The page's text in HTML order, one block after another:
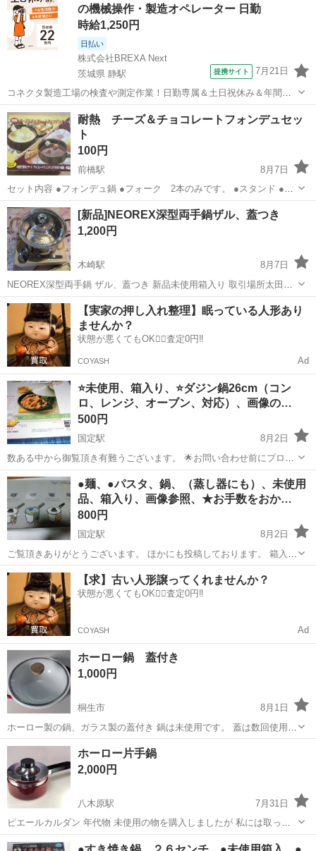
の機械操作・製造オペレーター 日勤
時給1,250円
日払い
株式会社BREXA Next
茨城県 静駅
提携サイト 7月21日
コネクタ製造工場の検査や測定作業！日勤専属＆土日祝休み＆年間休
日128日★クリーンルーム内作業★マイカー通勤OK＆無料駐車場あり
★就業先食堂利用可！日払い制度あり！《茨城県常陸大宮市》 人気の
工場のお仕事 ◇コネクタ製造工...
茨城 常陸大宮市
耐熱 チーズ＆チョコレートフォンデュセッ
ト
100円
前橋駅
8月7日
セット内容 ●フォンデュ鍋 ●フォーク 2本のみです。 ●スタンド ●固
型燃料入れ ●受け台 ●竹べら 鍋裏等使用感ありますのでご了承くださ
い。 固形燃料別に用意してください。
群馬 前橋市 前橋駅 調理器具 チョコレートフォンデュ
[新品]NEOREX深型両手鍋ザル、蓋つき
1,200円
木崎駅
8月7日
NEOREX深型両手鍋 ザル、蓋つき 新品未使用箱入り 取引場所太田市
のトイザらス北側駐車場です。
群馬 太田市 木崎駅 調理器具
【実家の押し入れ整理】眠っている人形あり
ませんか？
状態が悪くてもOK🙆‍♀️査定0円‼️
COYASH Ad
⭐未使用、箱入り、⭐ダジン鍋26cm（コン
ロ、レンジ、オーブン、対応）、画像の…
500円
国定駅
8月2日
数ある中から御覧頂き有難うございます。 🌟お問い合わせ前にプロフ
ィールをお読み下さい。ほかにも投稿しております宜しくお願い致し
まず、遅く、朗読にもならな...
群馬 伊勢崎市 国定駅 調理器具 オーブン
●麺、●パスタ、鍋、（蒸し器にも）、未使用
品、箱入り、画像参照、★お手数をおか…
800円
国定駅
8月2日
ご覧頂きありがとうございます。 ほかにも投稿しております。 箱入未
使用品。 ★お問合せ前にプロフィールをお読み頂きます様お願い致し
ます。 ★定型文不可（結果お取り引きに至らない方が多いので）迷惑
してお...
群馬 伊勢崎市 国定駅 調理器具 蒸し器
【求】古い人形譲ってくれませんか？
状態が悪くてもOK🙆‍♀️査定0円‼️
COYASH Ad
ホーロー鍋 蓋付き
1,000円
桐生市
8月1日
ホーロー製の鍋、ガラス製の蓋付き 鍋は未使用です。 蓋は数回使用し
ました。 木製の取っ手に亀裂があります。 迅速かつ丁寧な対応を心が
けております。 土日祝日の昼間の受け渡しをお願いしております。 お
時間合えば、当日でも...
群馬 桐生市 調理器具 ホーロー
ホーロー片手鍋
2,000円
八木原駅
7月31日
ピエールカルダン 年代物 未使用の物を購入しましたが 私には取っ手
が、椅子を使っての調理には不向きでしたので使わず出品します 小さ
群馬 北群馬郡 八木原駅 ピエールカルダン